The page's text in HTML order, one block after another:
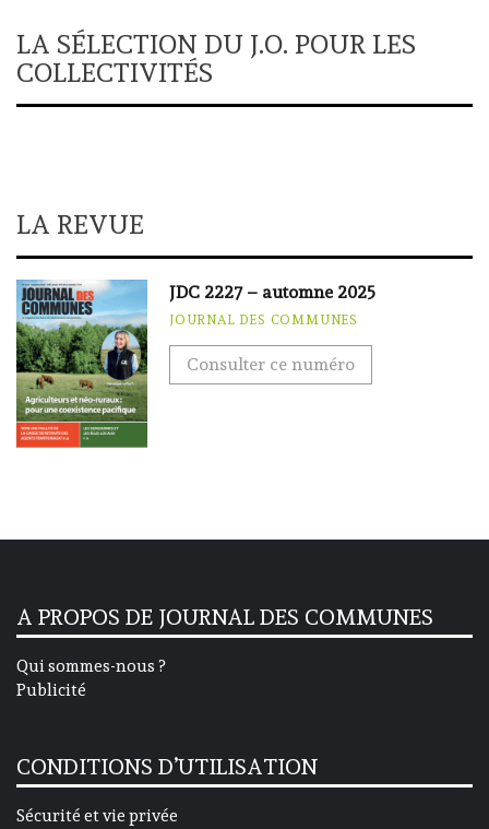
LA SÉLECTION DU J.O. POUR LES
COLLECTIVITÉS
LA REVUE
JDC 2227 – automne 2025
JOURNAL DES COMMUNES
Consulter ce numéro
A PROPOS DE JOURNAL DES COMMUNES
Qui sommes-nous ?
Publicité
CONDITIONS D’UTILISATION
Sécurité et vie privée